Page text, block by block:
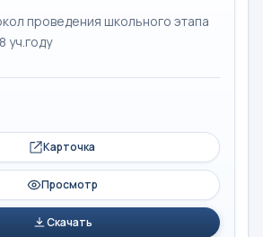
проведения школьного этапа
уч.году
Карточка
Просмотр
Скачать